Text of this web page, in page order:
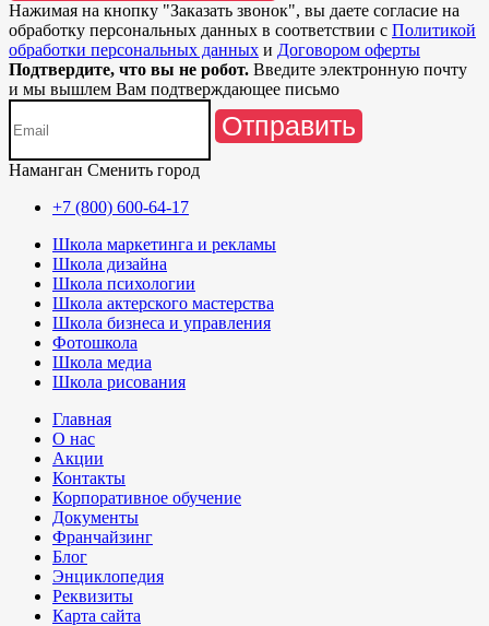
Нажимая на кнопку "Заказать звонок", вы даете согласие на
обработку персональных данных в соответствии с Политикой
обработки персональных данных и Договором оферты
Подтвердите, что вы не робот. Введите электронную почту
и мы вышлем Вам подтверждающее письмо
Отправить
Наманган Сменить город
+7 (800) 600-64-17
Школа маркетинга и рекламы
Школа дизайна
Школа психологии
Школа актерского мастерства
Школа бизнеса и управления
Фотошкола
Школа медиа
Школа рисования
Главная
О нас
Акции
Контакты
Корпоративное обучение
Документы
Франчайзинг
Блог
Энциклопедия
Реквизиты
Карта сайта